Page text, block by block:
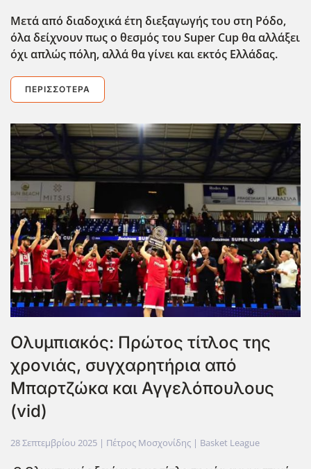
Μετά από διαδοχικά έτη διεξαγωγής του στη Ρόδο,
όλα δείχνουν πως ο θεσμός του Super Cup θα αλλάξει
όχι απλώς πόλη, αλλά θα γίνει και εκτός Ελλάδας.
ΠΕΡΙΣΣΌΤΕΡΑ
Ολυμπιακός: Πρώτος τίτλος της
χρονιάς, συγχαρητήρια από
Μπαρτζώκα και Αγγελόπουλους
(vid)
28 Σεπτεμβρίου 2025 | Πέτρος Μοσχονίδης | Basket League